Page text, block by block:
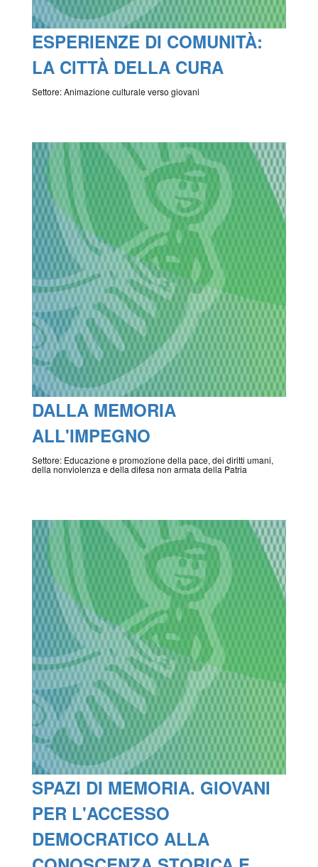
ESPERIENZE DI COMUNITÀ:
LA CITTÀ DELLA CURA
Settore: Animazione culturale verso giovani
DALLA MEMORIA
ALL'IMPEGNO
Settore: Educazione e promozione della pace, dei diritti umani,
della nonviolenza e della difesa non armata della Patria
SPAZI DI MEMORIA. GIOVANI
PER L'ACCESSO
DEMOCRATICO ALLA